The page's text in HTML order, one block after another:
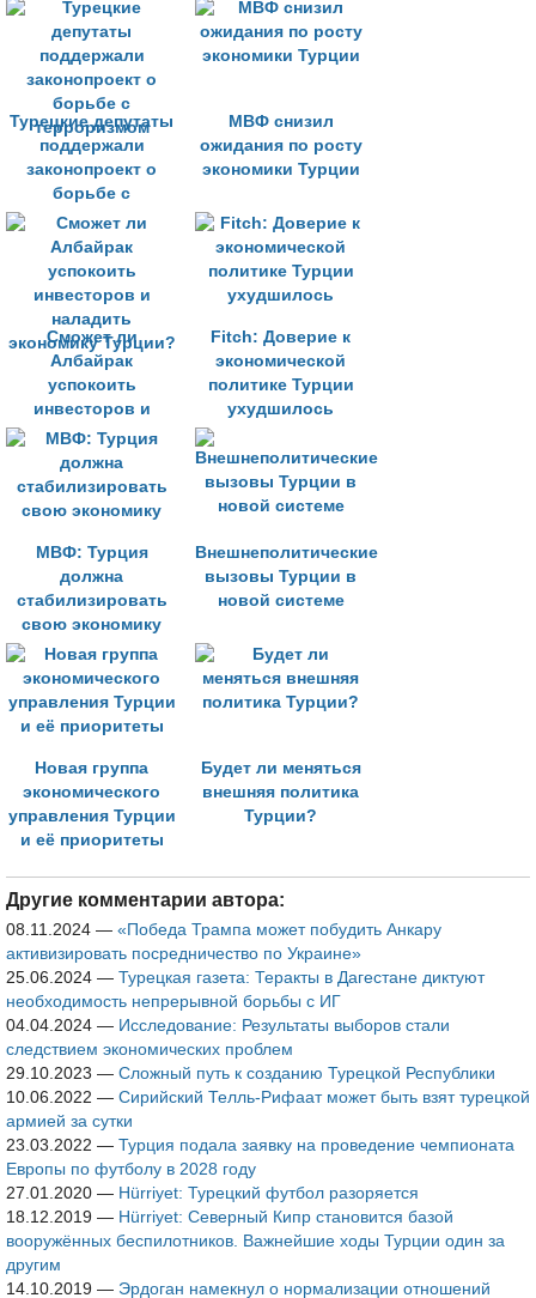
меры к ЕКПЧ
Турецкие депутаты
поддержали
законопроект о
борьбе с
терроризмом
МВФ снизил
ожидания по росту
экономики Турции
Сможет ли
Албайрак
успокоить
инвесторов и
наладить
экономику Турции?
Fitch: Доверие к
экономической
политике Турции
ухудшилось
МВФ: Турция
должна
стабилизировать
свою экономику
Внешнеполитические
вызовы Турции в
новой системе
Новая группа
экономического
управления Турции
и её приоритеты
Будет ли меняться
внешняя политика
Турции?
Другие комментарии автора:
08.11.2024 — «Победа Трампа может побудить Анкару
активизировать посредничество по Украине»
25.06.2024 — Турецкая газета: Теракты в Дагестане диктуют
необходимость непрерывной борьбы с ИГ
04.04.2024 — Исследование: Результаты выборов стали
следствием экономических проблем
29.10.2023 — Сложный путь к созданию Турецкой Республики
10.06.2022 — Сирийский Телль-Рифаат может быть взят турецкой
армией за сутки
23.03.2022 — Турция подала заявку на проведение чемпионата
Европы по футболу в 2028 году
27.01.2020 — Hürriyet: Турецкий футбол разоряется
18.12.2019 — Hürriyet: Северный Кипр становится базой
вооружённых беспилотников. Важнейшие ходы Турции один за
другим
14.10.2019 — Эрдоган намекнул о нормализации отношений